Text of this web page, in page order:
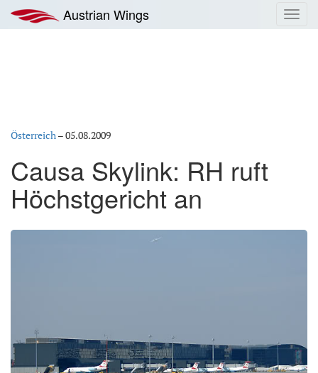
Inhalt
springen
Austrian Wings
Österreich–05.08.2009
Causa Skylink: RH ruft
Höchstgericht an